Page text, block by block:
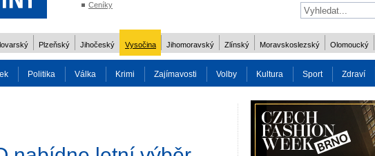
Ceníky
Plzeňský Jihočeský Vysočina Jihomoravský Zlínský Moravskoslezský Olomoucký
Politika Válka Krimi Zajímavosti Volby Kultura Sport Zdraví
Charita Osobnost Více